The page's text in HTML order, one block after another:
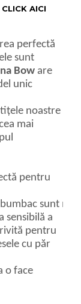
CLICK AICI
perfectă
sunt
Bow are
unic
noastre
mai
pentru
sunt moi
sensibilă a
pentru
cu păr
o face